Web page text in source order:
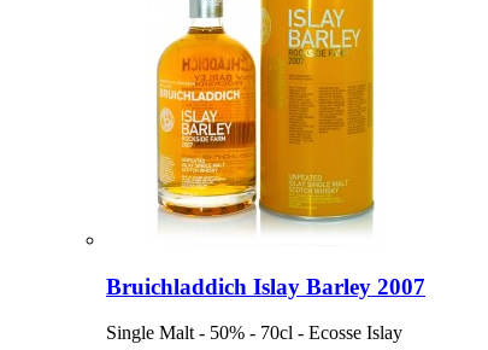
Bruichladdich Islay Barley 2007
Single Malt - 50% - 70cl - Ecosse Islay